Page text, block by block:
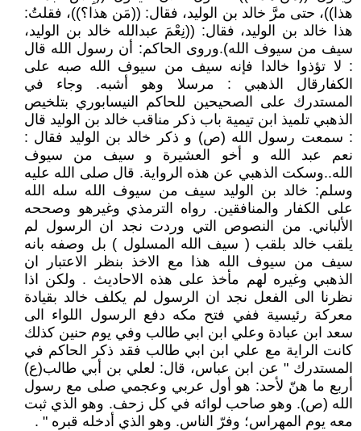
هذا))، حتى مرَّ خالد بن الوليد، فقال: ((مَن هذا؟))، فقلتُ:
هذا خالد بن الوليد، فقال: ((نِعْمَ عبدالله خالد بن الوليد،
سيف من سيوف الله).وروى الحاكم: أن رسول الله قال
: لا تؤذوا خالدا فإنه سيف من سيوف الله صبه على
الكفارقال الذهبي : مرسلا وهو أشبه. وجاء في
المستدرك على الصحيحين للحاكم النيسابوري بتلخيص
الذهبي تلميذ ابن تيمية باب ذكر مناقب خالد بن الوليد قال
: سمعت رسول الله (ص) و ذكر خالد بن الوليد فقال :
نعم عبد الله و أخو العشيرة و سيف من سيوف
الله..وسكت الذهبي عن هذه الرواية. قال صلى الله عليه
وسلم: خالد بن الوليد سيف من سيوف الله سله الله
على الكفار والمنافقين. رواه الترمذي وغيرهو وصححه
الألباني. من النصوص التي وردت نجد ان الرسول لم
يلقب خالد بلقب ( سيف الله المسلول ) بل وصفه بانه
سيف من سيوف الله هذا مع الاخذ بنظر الاعتبار ان
الذهبي وغيره لهم مأخذ على هذه الاحاديث . ولكن اذا
نظرنا الى الفعل نجد ان الرسول لم يكلف خالد بقيادة
معركة رئيسية ففي فتح مكه دفع الرسول اللواء الى
سعد ابن عبادة وعلي ابن ابي طالب وفي يوم حنين كذلك
كانت الراية مع علي ابن ابي طالب فقد ذكر الحاكم في
المستدرك " عن ابن عباس، قال: لعلي بن أبي طالب(ع)
أربع ما هنّ لأحد: هو أول عربي وعجمي صلى مع رسول
الله (ص). وهو صاحب لوائه في كل زحف. وهو الذي ثبت
معه يوم المهراس؛ وفرّ الناس. وهو الذي أدخله قبره " .